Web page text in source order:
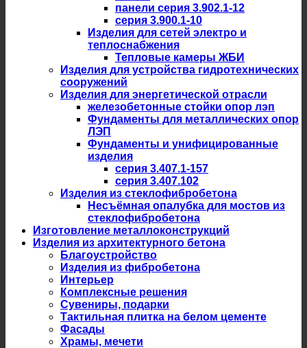
панели серия 3.902.1-12
серия 3.900.1-10
Изделия для сетей электро и
теплоснабжения
Тепловые камеры ЖБИ
Изделия для устройства гидротехнических
сооружений
Изделия для энергетической отрасли
железобетонные стойки опор лэп
Фундаменты для металлических опор
ЛЭП
Фундаменты и унифицированные
изделия
серия 3.407.1-157
серия 3.407.102
Изделия из стеклофибробетона
Несъёмная опалубка для мостов из
стеклофибробетона
Изготовление металлоконструкций
Изделия из архитектурного бетона
Благоустройство
Изделия из фибробетона
Интерьер
Комплексные решения
Сувениры, подарки
Тактильная плитка на белом цементе
Фасады
Храмы, мечети